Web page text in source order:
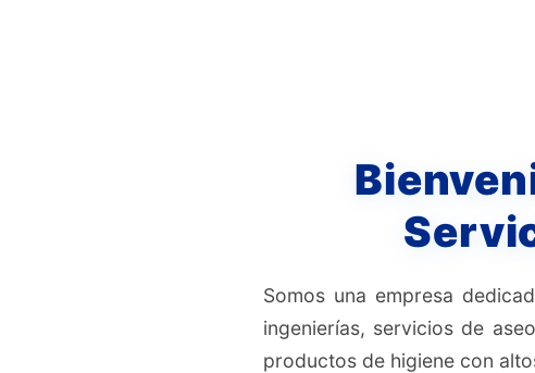
Somos una empresa
ingenierías, servicios de
productos de higiene con